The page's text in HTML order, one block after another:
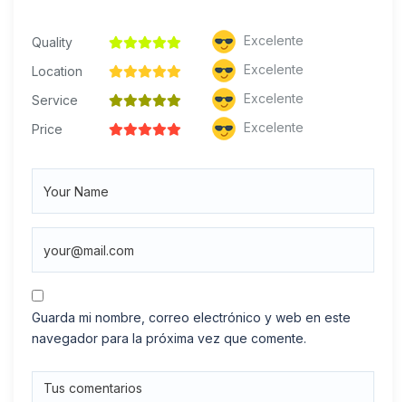
Quality
Excelente
Location
Excelente
Service
Excelente
Price
Excelente
Guarda mi nombre, correo electrónico y web en este
navegador para la próxima vez que comente.